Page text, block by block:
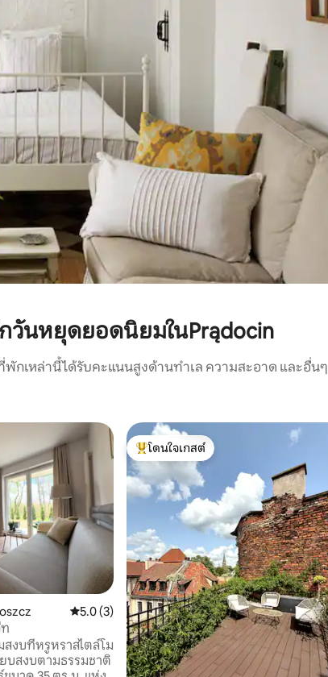
วันหยุดยอดนิยมในPrądocin
พักเหล่านี้ได้รับคะแนนสูงด้านทำเล ความสะอาด และอื่นๆ
คะแนนเฉลี่ย 5.0 จาก 5, 3 รีวิว
5.0 (3)
งบที่หรูหราสไตล์โม
บสงบตามธรรมชาติ
โดนใจเกสต์ที่สุด
โดนใจเกสต์